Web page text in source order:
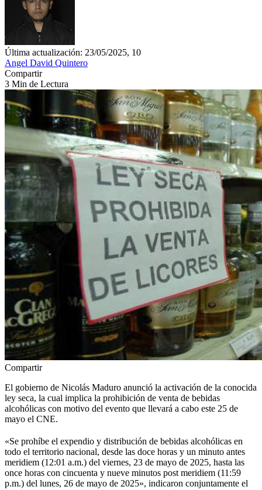
Última actualización: 23/05/2025, 10
Angel David Quintero
Compartir
3 Min de Lectura
Compartir
El gobierno de Nicolás Maduro anunció la activación de la conocida
ley seca, la cual implica la prohibición de venta de bebidas
alcohólicas con motivo del evento que llevará a cabo este 25 de
mayo el CNE.
«Se prohíbe el expendio y distribución de bebidas alcohólicas en
todo el territorio nacional, desde las doce horas y un minuto antes
meridiem (12:01 a.m.) del viernes, 23 de mayo de 2025, hasta las
once horas con cincuenta y nueve minutos post meridiem (11:59
p.m.) del lunes, 26 de mayo de 2025», indicaron conjuntamente el